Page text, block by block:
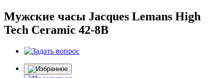
Мужские часы Jacques Lemans High
Tech Ceramic 42-8B